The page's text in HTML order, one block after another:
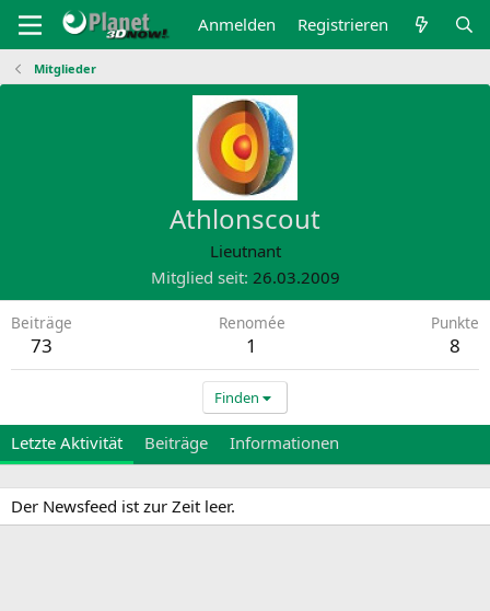
Anmelden Registrieren
Mitglieder
Athlonscout
Lieutnant
Mitglied seit 26.03.2009
Beiträge
73
Renomée
1
Punkte
8
Finden
Letzte Aktivität Beiträge Informationen
Der Newsfeed ist zur Zeit leer.